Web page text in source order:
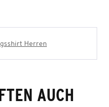
Herren
AUCH